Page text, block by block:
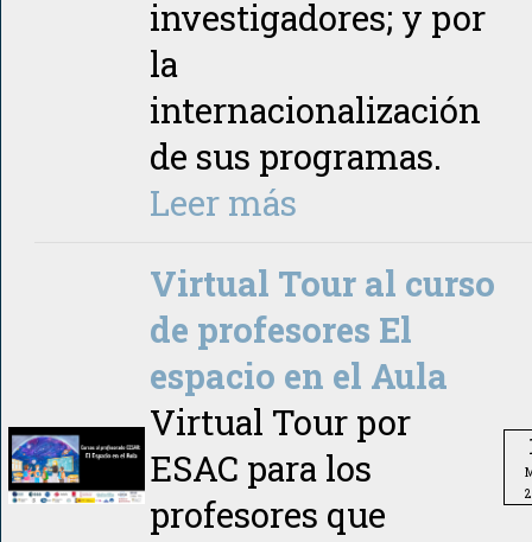
investigadores; y por
la
internacionalización
de sus programas.
Leer más
Virtual Tour al curso
de profesores El
espacio en el Aula
Virtual Tour por
ESAC para los
profesores que